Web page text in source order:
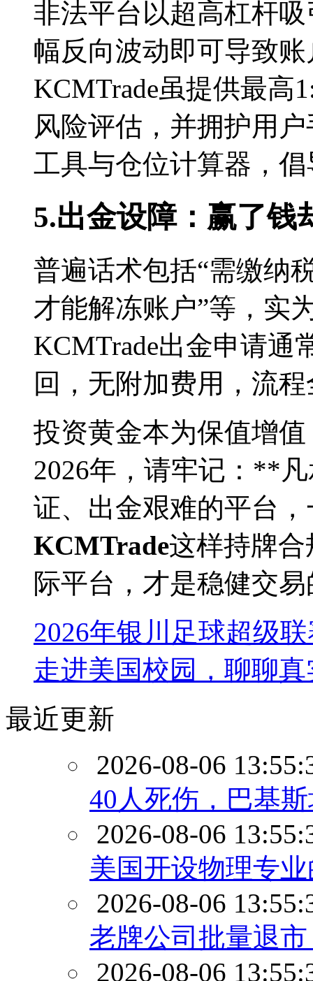
非法平台以超高杠杆
幅反向波动即可导致
KCMTrade虽提供最高
风险评估，并拥护用
工具与仓位计算器，
5.出金设障：赢了钱
普遍话术包括“需缴纳
才能解冻账户”等，实
KCMTrade出金申请通
回，无附加费用，流
投资黄金本为保值增
2026年，请牢记：**
证、出金艰难的平台
KCMTrade这样持牌
际平台，才是稳健交
2026年银川足球超级
走进美国校园，聊聊
最近更新
2026-08-06
40人死伤，巴基
2026-08-06
美国开设物理专
2026-08-06
老牌公司批量退
2026-08-06